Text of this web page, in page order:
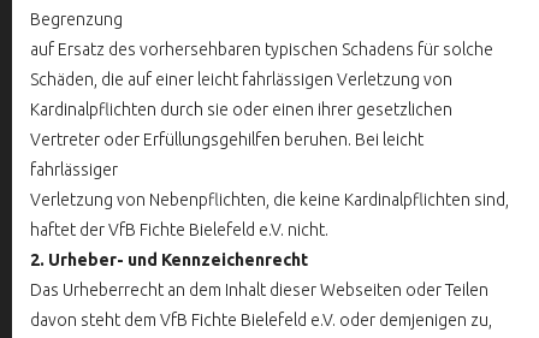
Begrenzung
auf Ersatz des vorhersehbaren typischen Schadens für solche
Schäden, die auf einer leicht fahrlässigen Verletzung von
Kardinalpflichten durch sie oder einen ihrer gesetzlichen
Vertreter oder Erfüllungsgehilfen beruhen. Bei leicht
fahrlässiger
Verletzung von Nebenpflichten, die keine Kardinalpflichten sind,
haftet der VfB Fichte Bielefeld e.V. nicht.
2. Urheber- und Kennzeichenrecht
Das Urheberrecht an dem Inhalt dieser Webseiten oder Teilen
davon steht dem VfB Fichte Bielefeld e.V. oder demjenigen zu,